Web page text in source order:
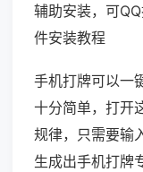
辅助安装，可
件安装教程
手机打牌可以一
十分简单，打开
规律，只需要输
生成出手机打牌